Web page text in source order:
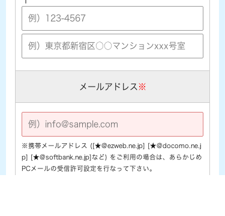
メールアドレス ※
※携帯メールアドレス ([★@ezweb.ne.jp] [★@docomo.ne.j
p] [★@softbank.ne.jp]など) をご利用の場合は、あらかじめ
PCメールの受信許可設定を行なって下さい。